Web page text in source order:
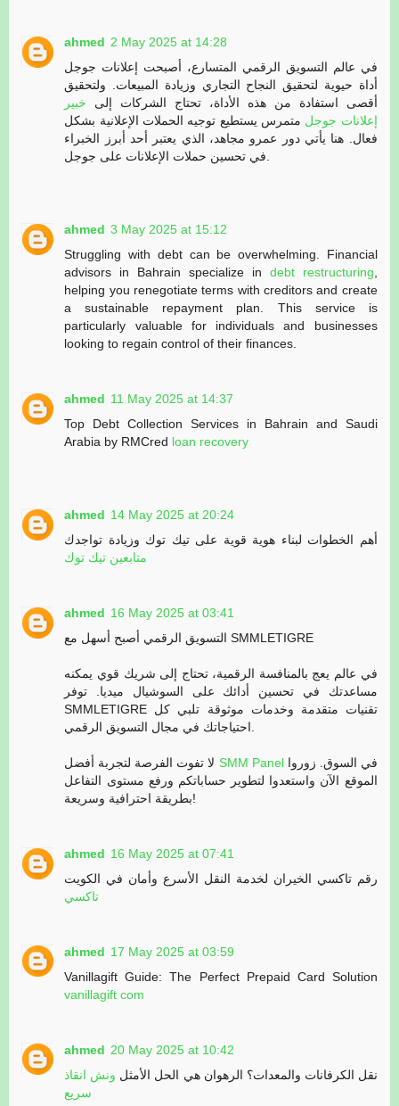
ahmed 2 May 2025 at 14:28
في عالم التسويق الرقمي المتسارع، أصبحت إعلانات جوجل
أداة حيوية لتحقيق النجاح التجاري وزيادة المبيعات. ولتحقيق
أقصى استفادة من هذه الأداة، تحتاج الشركات إلى خبير
إعلانات جوجل متمرس يستطيع توجيه الحملات الإعلانية بشكل
فعال. هنا يأتي دور عمرو مجاهد، الذي يعتبر أحد أبرز الخبراء
ahmed 3 May 2025 at 15:12
Struggling with debt can be overwhelming. Financial
advisors in Bahrain specialize in debt restructuring
helping you renegotiate terms with creditors and create
a sustainable repayment plan. This service is
particularly valuable for individuals and businesses
looking to regain control of their finances.
ahmed 11 May 2025 at 14:37
Top Debt Collection Services in Bahrain and Saudi
Arabia by RMCred loan recovery
ahmed 14 May 2025 at 20:24
أهم الخطوات لبناء هوية قوية على تيك توك وزيادة تواجدك
متابعين تيك توك
ahmed 16 May 2025 at 03:41
التسويق الرقمي أصبح أسهل مع SMMLETIGRE
في عالم يعج بالمنافسة الرقمية، تحتاج إلى شريك قوي يمكنه
مساعدتك في تحسين أدائك على السوشيال ميديا. توفر
SMMLETIGRE تقنيات متقدمة وخدمات موثوقة تلبي كل
SMM Panelفي السوق. زوروا
الموقع الآن واستعدوا لتطوير حساباتكم ورفع مستوى التفاعل
بطريقة احترافية وسريعة!
ahmed 16 May 2025 at 07:41
رقم تاكسي الخيران لخدمة النقل الأسرع وأمان في الكويت
تاكسي
ahmed 17 May 2025 at 03:59
Vanillagift Guide: The Perfect Prepaid Card Solution
vanillagift com
ahmed 20 May 2025 at 10:42
نقل الكرفانات والمعدات؟ الرهوان هي الحل الأمثل ونش انقاذ
سريع